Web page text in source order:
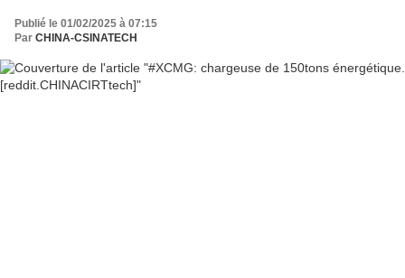
Publié le 01/02/2025 à 07:15
Par CHINA-CSINATECH